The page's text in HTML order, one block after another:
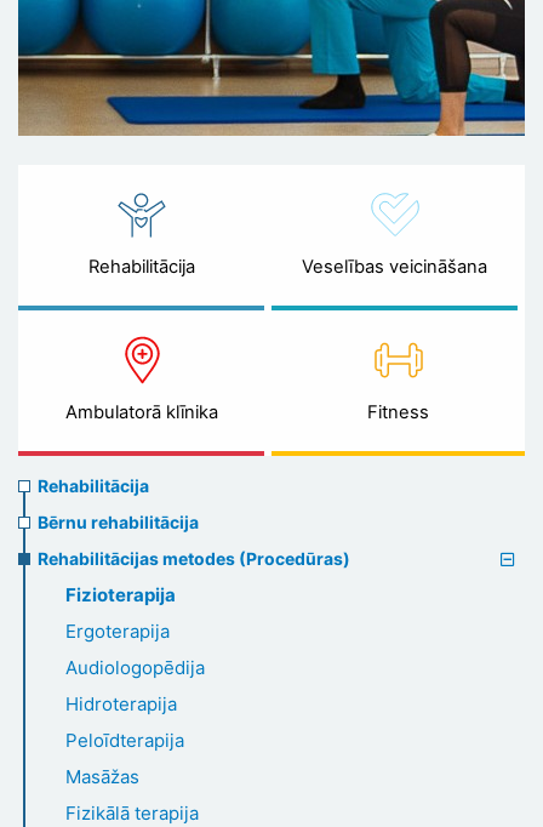
Rehabilitācija Veselības veicināšana
Ambulatorā klīnika Fitness
Rehabilitation
menu
Rehabilitācija
Bērnu rehabilitācija
Rehabilitācijas metodes (Procedūras)
Fizioterapija
Ergoterapija
Audiologopēdija
Hidroterapija
Peloīdterapija
Masāžas
Fizikālā terapija